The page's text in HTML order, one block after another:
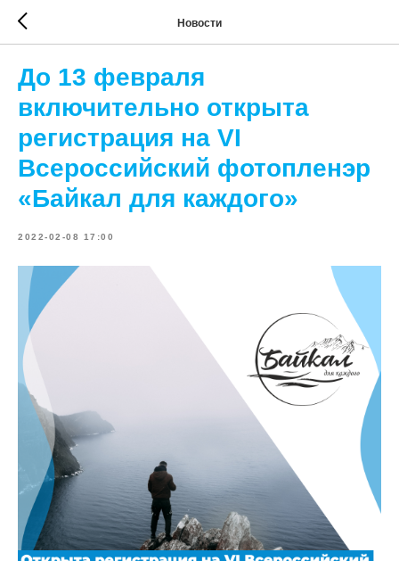
Новости
До 13 февраля
включительно открыта
регистрация на VI
Всероссийский фотопленэр
«Байкал для каждого»
2022-02-08 17:00